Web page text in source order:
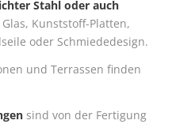
Stahl oder auch
Kunststoff-Platten,
oder Schmiededesign.
und Terrassen finden
sind von der Fertigung